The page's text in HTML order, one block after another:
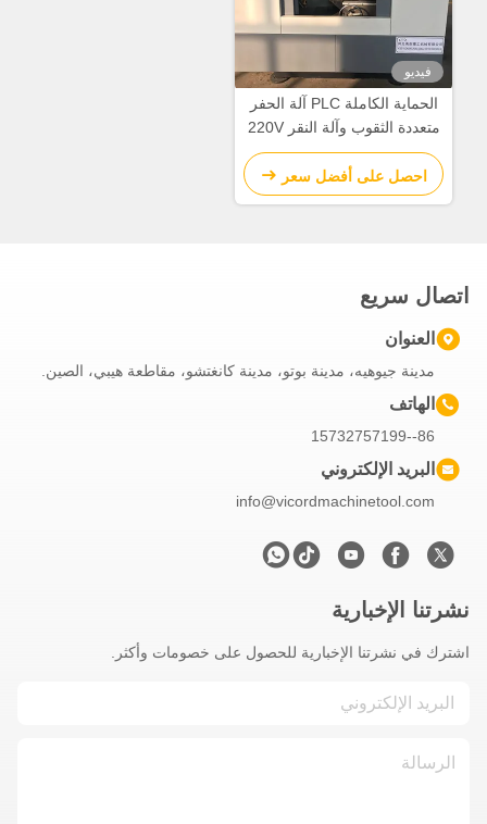
فيديو
الحماية الكاملة PLC آلة الحفر
متعددة الثقوب وآلة النقر 220V
/ 380v / 415V
احصل على أفضل سعر
اتصال سريع
العنوان
مدينة جيوهيه، مدينة بوتو، مدينة كانغتشو، مقاطعة هيبي، الصين.
الهاتف
86--15732757199
البريد الإلكتروني
info@vicordmachinetool.com
نشرتنا الإخبارية
اشترك في نشرتنا الإخبارية للحصول على خصومات وأكثر.